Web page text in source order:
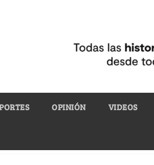
OPINIÓN VIDEOS